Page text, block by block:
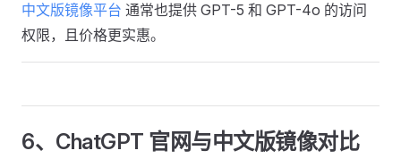
中文版镜像平台 通常也提供 GPT-5 和 GPT-4o 的访问
权限，且价格更实惠。
6、ChatGPT 官网与中文版镜像对比